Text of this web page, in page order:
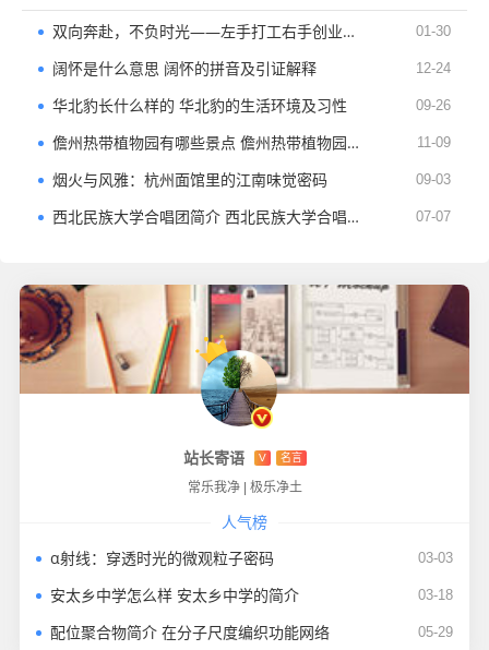
双向奔赴，不负时光——左手打工右手创业的生存与成长 01-30
阔怀是什么意思 阔怀的拼音及引证解释 12-24
华北豹长什么样的 华北豹的生活环境及习性 09-26
儋州热带植物园有哪些景点 儋州热带植物园的简介 11-09
烟火与风雅：杭州面馆里的江南味觉密码 09-03
西北民族大学合唱团简介 西北民族大学合唱团的事迹及指挥 07-07
站长寄语 V 名言
常乐我净 极乐净土
人气榜
α射线：穿透时光的微观粒子密码 03-03
安太乡中学怎么样 安太乡中学的简介 03-18
配位聚合物简介 在分子尺度编织功能网络 05-29